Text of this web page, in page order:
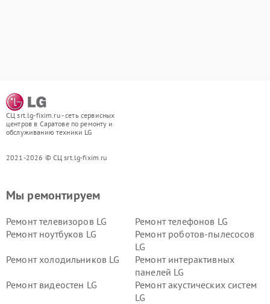
СЦ srt.lg-fixim.ru - сеть сервисных
центров в Саратове по ремонту и
обслуживанию техники LG
2021-2026 © СЦ srt.lg-fixim.ru
Мы ремонтируем
Ремонт телевизоров LG
Ремонт телефонов LG
Ремонт ноутбуков LG
Ремонт роботов-пылесосов
LG
Ремонт холодильников LG
Ремонт интерактивных
панелей LG
Ремонт видеостен LG
Ремонт акустических систем
LG